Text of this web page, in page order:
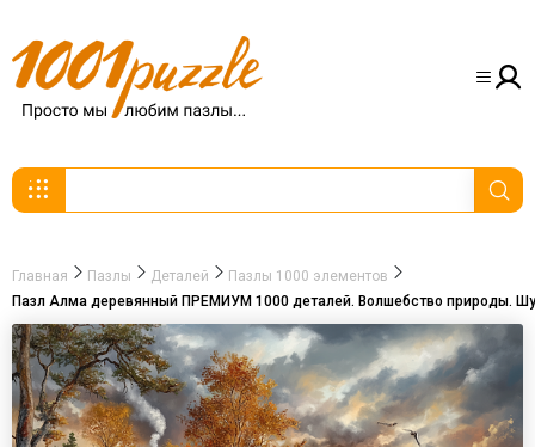
Главная Пазлы Деталей
Пазлы 1000 элементов
Пазл Алма деревянный ПРЕМИУМ 1000 деталей. Волшебство природы.